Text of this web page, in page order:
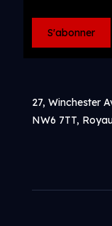
27, Winchester
NW6 7TT,